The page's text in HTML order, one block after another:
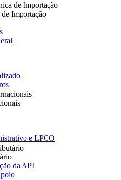
de Importação
Importação
e LPCO
da API